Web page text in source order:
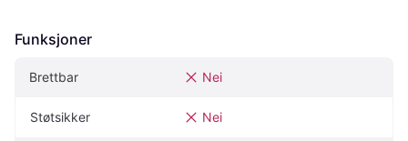
Funksjoner
Brettbar Nei
Støtsikker Nei